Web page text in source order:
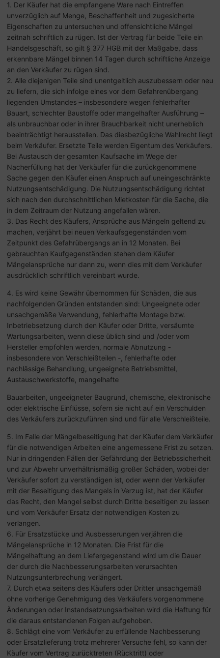
1. Der Käufer hat die empfangene Ware nach Eintreffen
unverzüglich auf Menge, Beschaffenheit und zugesicherte
Eigenschaften zu untersuchen und offensichtliche Mängel
zeitnah schriftlich zu rügen. Ist der Vertrag für beide Teile ein
Handelsgeschäft, so gilt § 377 HGB mit der Maßgabe, dass
erkennbare Mängel binnen 14 Tagen durch schriftliche Anzeige
an den Verkäufer zu rügen sind.
2. Alle diejenigen Teile sind unentgeltlich auszubessern oder neu
zu liefern, die sich infolge eines vor dem Gefahrenübergang
liegenden Umstandes – insbesondere wegen fehlerhafter
Bauart, schlechter Baustoffe oder mangelhafter Ausführung –
als unbrauchbar oder in ihrer Brauchbarkeit nicht unerheblich
beeinträchtigt herausstellen. Das diesbezügliche Wahlrecht liegt
beim Verkäufer. Ersetzte Teile werden Eigentum des Verkäufers.
Bei Austausch der gesamten Kaufsache im Wege der
Nacherfüllung hat der Verkäufer für die zurückgenommene
Sache gegen den Käufer einen Anspruch auf uneingeschränkte
Nutzungsentschädigung. Die Nutzungsentschädigung richtet
sich nach den durchschnittlichen Mietkosten für die Sache, die
in dem Zeitraum der Nutzung angefallen wären.
3. Das Recht des Käufers, Ansprüche aus Mängeln geltend zu
machen, verjährt bei neuen Verkaufsgegenständen vom
Zeitpunkt des Gefahrübergangs an in 12 Monaten. Bei
gebrauchten Kaufgegenständen stehen dem Käufer
Mängelansprüche nur dann zu, wenn dies mit dem Verkäufer
ausdrücklich schriftlich vereinbart wurde.
4. Es wird keine Gewähr übernommen für Schäden, die aus
nachfolgenden Gründen entstanden sind: Ungeeignete oder
unsachgemäße Verwendung, fehlerhafte Montage bzw.
Inbetriebsetzung durch den Käufer oder Dritte, versäumte
Wartungsarbeiten, wenn diese üblich sind und /oder vom
Hersteller empfohlen werden, normale Abnutzung -
insbesondere von Verschleißteilen -, fehlerhafte oder
nachlässige Behandlung, ungeeignete Betriebsmittel,
Austauschwerkstoffe, mangelhafte
Bauarbeiten, ungeeigneter Baugrund, chemische, elektronische
oder elektrische Einflüsse, sofern sie nicht auf ein Verschulden
des Verkäufers zurückzuführen sind und für alle Verschleißteile.
5. Im Falle der Mängelbeseitigung hat der Käufer dem Verkäufer
für die notwendigen Arbeiten eine angemessene Frist zu setzen.
Nur in dringenden Fällen der Gefährdung der Betriebssicherheit
und zur Abwehr unverhältnismäßig großer Schäden, wobei der
Verkäufer sofort zu verständigen ist, oder wenn der Verkäufer
mit der Beseitigung des Mangels in Verzug ist, hat der Käufer
das Recht, den Mangel selbst durch Dritte beseitigen zu lassen
und vom Verkäufer Ersatz der notwendigen Kosten zu
verlangen.
6. Für Ersatzstücke und Ausbesserungen verjähren die
Mängelansprüche in 12 Monaten. Die Frist für die
Mängelhaftung an dem Liefergegenstand wird um die Dauer
der durch die Nachbesserungsarbeiten verursachten
Nutzungsunterbrechung verlängert.
7. Durch etwa seitens des Käufers oder Dritter unsachgemäß
ohne vorherige Genehmigung des Verkäufers vorgenommene
Änderungen oder Instandsetzungsarbeiten wird die Haftung für
die daraus entstandenen Folgen aufgehoben.
8. Schlägt eine vom Verkäufer zu erfüllende Nachbesserung
oder Ersatzlieferung trotz mehrerer Versuche fehl, so kann der
Käufer vom Vertrag zurücktreten (Rücktritt) oder